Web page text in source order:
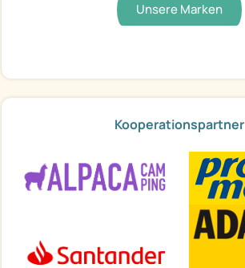
Unsere Marken
Kooperationspartner